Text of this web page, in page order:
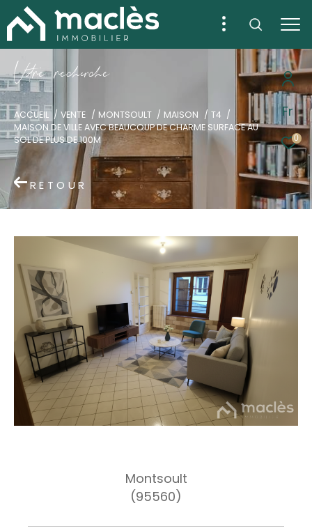
Fr
0
Vore recece
ACCUEIL VENTE MONTSOULT MAISON
T4
MAISON DE VILLE AVEC BEAUCOUP DE CHARME SURFACE AU
SOL DE PLUS DE 100M
RETOUR
Montsoult
(95560)